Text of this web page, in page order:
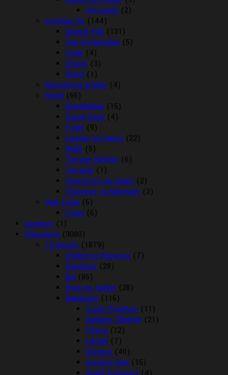
Vetocanis (2)
Levende dyr (144)
Akvarie Fisk (131)
Fisk til Havedam (5)
Fugle (4)
Gnaver (3)
Reptil (1)
Rengørings artikler (4)
Reptil (66)
Bunddække (15)
Fauna Boxe (4)
Foder (9)
Lamper og Pærer (22)
Skåle (5)
Terrarie tilbehør (6)
Terrarier (1)
Varmesten og plader (2)
Vitaminer og Mineraler (2)
Vildt Fugle (6)
Foder (6)
Gavekort (1)
Rideudstyr (3080)
Til Hesten (1879)
Antibid og fluespray (7)
Bandager (28)
Bid (86)
Boxe og Tasker (28)
Dækkener (116)
Cooler/Funktion (11)
Dækken Tilbehør (21)
Fleece (12)
Lænde (7)
Outdoor (40)
Outdoor Rain (15)